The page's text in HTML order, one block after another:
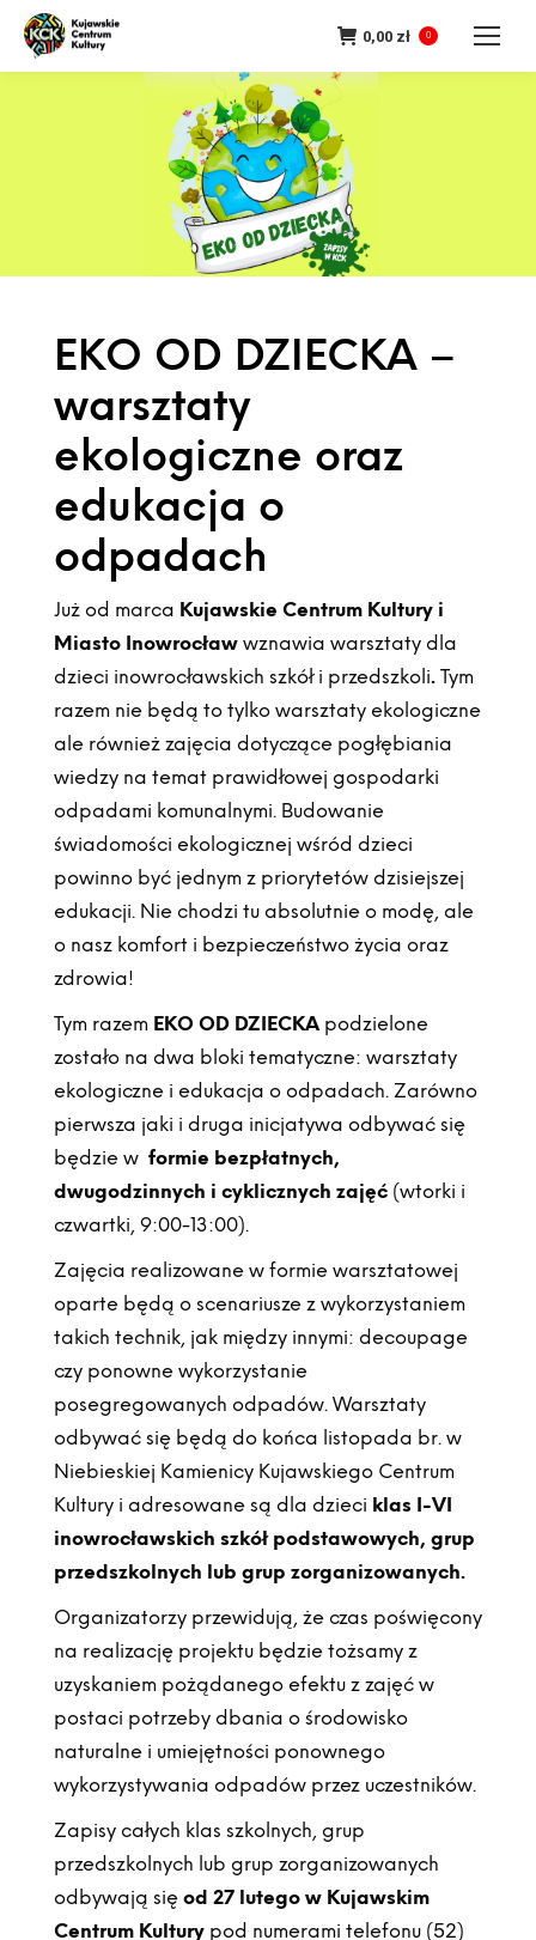
0,00 zł 0
EKO OD DZIECKA –
warsztaty
ekologiczne oraz
edukacja o
odpadach
Już od marca Kujawskie Centrum Kultury i
Miasto Inowrocław wznawia warsztaty dla
dzieci inowrocławskich szkół i przedszkoli. Tym
razem nie będą to tylko warsztaty ekologiczne
ale również zajęcia dotyczące pogłębiania
wiedzy na temat prawidłowej gospodarki
odpadami komunalnymi. Budowanie
świadomości ekologicznej wśród dzieci
powinno być jednym z priorytetów dzisiejszej
edukacji. Nie chodzi tu absolutnie o modę, ale
o nasz komfort i bezpieczeństwo życia oraz
zdrowia!
Tym razem EKO OD DZIECKApodzielone
zostało na dwa bloki tematyczne: warsztaty
ekologiczne i edukacja o odpadach. Zarówno
pierwsza jaki i druga inicjatywa odbywać się
będzie w formie bezpłatnych,
dwugodzinnych i cyklicznych zajęć(wtorki i
czwartki, 9:00-13:00).
Zajęcia realizowane w formie warsztatowej
oparte będą o scenariusze z wykorzystaniem
takich technik, jak między innymi: decoupage
czy ponowne wykorzystanie
posegregowanych odpadów. Warsztaty
odbywać się będą do końca listopada br. w
Niebieskiej Kamienicy Kujawskiego Centrum
Kultury i adresowane są dla dzieci klas I-VI
inowrocławskich szkół podstawowych, grup
przedszkolnych lub grup zorganizowanych.
Organizatorzy przewidują, że czas poświęcony
na realizację projektu będzie tożsamy z
uzyskaniem pożądanego efektu z zajęć w
postaci potrzeby dbania o środowisko
naturalne i umiejętności ponownego
wykorzystywania odpadów przez uczestników.
Zapisy całych klas szkolnych, grup
przedszkolnych lub grup zorganizowanych
odbywają się od 27 lutego w Kujawskim
Centrum Kulturypod numerami telefonu (52)